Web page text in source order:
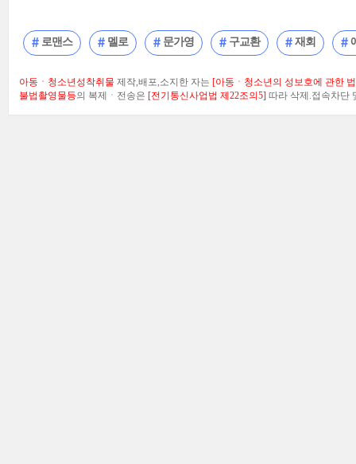
로맨스 멜로 문가영 구교환 재회
아동ㆍ청소년성착취물 제작,배포,소지한 자는 [아동ㆍ청소년의 성보호에 관한
불법촬영물등의 복제ㆍ전송은 [전기통신사업법 제22조의5] 따라 삭제.접속차단